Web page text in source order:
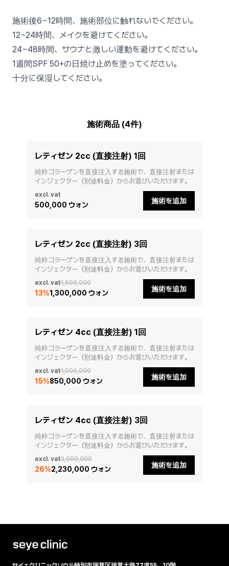
施術後6~12時間、施術部位に触れないでください。
12~24時間、メイクを避けてください。
24~48時間、サウナと激しい運動を避けてください。
1週間SPF 50+の日焼け止めを塗ってください。
十分に保湿してください。
施術商品 (4件)
レティゼン 2cc (直接注射) 1回
純粋コラーゲンを直接注入する施術で、直接注射または
excl. vat
500,000 ウォン 施術を追加
レティゼン 2cc (直接注射) 3回
純粋コラーゲンを直接注入する施術で、直接注射または
excl. vat1,500,000
13%1,300,000 ウォン 施術を追加
レティゼン 4cc (直接注射) 1回
純粋コラーゲンを直接注入する施術で、直接注射または
excl. vat1,000,000
15%850,000 ウォン 施術を追加
レティゼン 4cc (直接注射) 3回
純粋コラーゲンを直接注入する施術で、直接注射または
excl. vat3,000,000
26%2,230,000 ウォン 施術を追加